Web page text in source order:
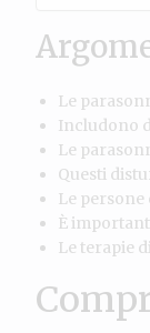
Le
Includono
Le
Questi
Le
È
Le terapie